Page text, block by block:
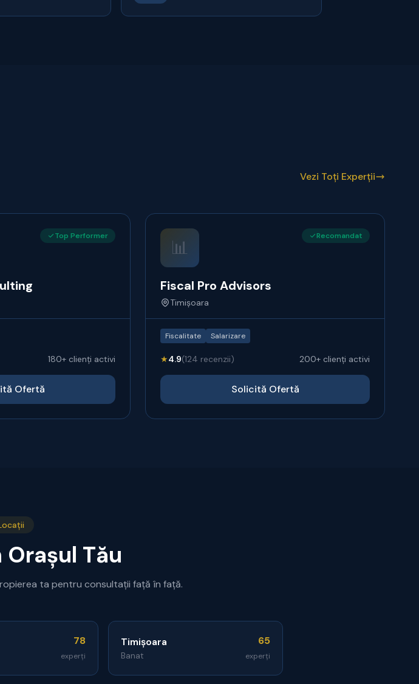
Vezi Toți Experții
Top Performer
180+ clienți activi
Ofertă
📊 Recomandat
Fiscal Pro Advisors
Timișoara
Fiscalitate Salarizare
★4.9(124 recenzii) 200+ clienți activi
Solicită Ofertă
Tău
ta pentru consultații față în față.
78
experți
Timișoara
Banat
65
experți